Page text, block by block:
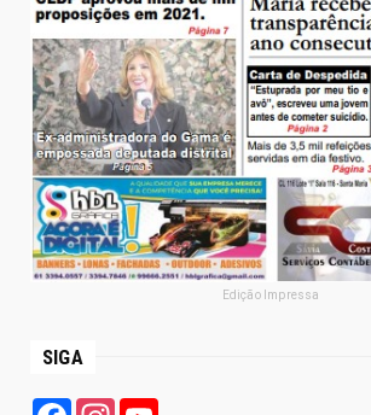
Edição Impressa
SIGA
FacebookInstagram